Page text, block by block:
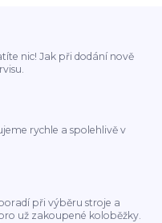
nic! Jak při dodání nově
rychle a spolehlivě v
při výběru stroje a
už zakoupené koloběžky.